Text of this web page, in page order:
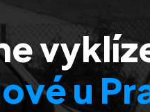
prostor
Dezinsekce
u